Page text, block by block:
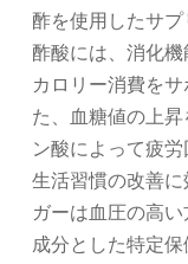
酢を使用したサ
酢酸には、消化機
カロリー消費を
た、血糖値の上
ン酸によって疲
生活習慣の改善
ガーは血圧の高
成分とした特定